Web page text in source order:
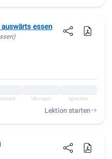
essen
Übungen Sprechen
Lektion starten